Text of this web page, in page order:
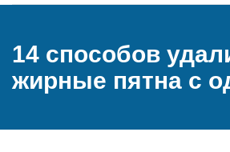
14 способов
жирные пятна с